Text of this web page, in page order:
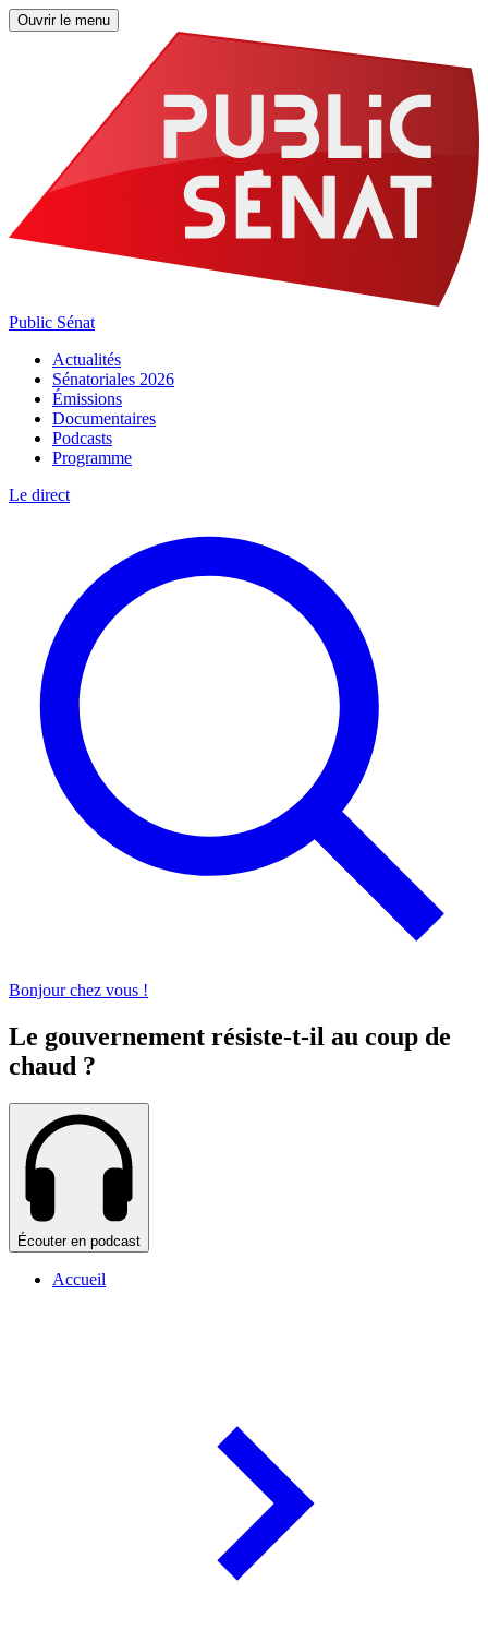
Ouvrir le menu
Public Sénat
Actualités
Sénatoriales 2026
Émissions
Documentaires
Podcasts
Programme
Le direct
Bonjour chez vous !
Le gouvernement résiste-t-il au coup de
chaud ?
Écouter en podcast
Accueil